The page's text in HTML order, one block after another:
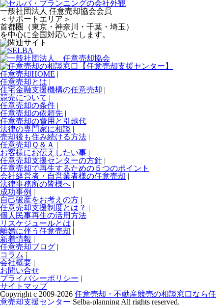
一般社団法人 任意売却協会会員
＜サポートエリア＞
首都圏（東京・神奈川・千葉・埼玉）
を中心に全国対応いたします。
任意売却HOME |
任意売却とは |
住宅金融支援機構の任意売却 |
競売について |
任意売却の条件 |
任意売却の依頼先 |
任意売却の費用と引越代
法律の専門家に相談 |
売却後も住み続ける方法 |
任意売却Ｑ＆Ａ |
お客様にお伝えしたい事 |
任意売却支援センターの方針 |
任意売却で再生するための５つのポイント
会社経営者・自営業者様の任意売却 |
法律事務所の皆様へ |
成功事例 |
自己破産をお考えの方 |
任意売却支援制度とは？ |
個人民事再生の活用方法
リスケジュールとは |
離婚に伴う任意売却 |
新着情報 |
任意売却ブログ |
コラム |
会社概要 |
お問い合せ |
プライバシーポリシー |
サイトマップ
Copyright c 2009-2026 任意売却・不動産競売の相談窓口なら任
意売却支援センター Selba-planning All rights reserved.